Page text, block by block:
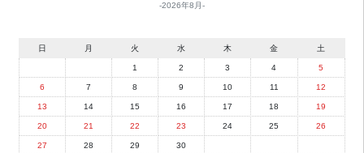
2026年8月
日 月 火 水 木 金 土
1 2 3 4 5
6 7 8 9 10 11 12
13 14 15 16 17 18 19
20 21 22 23 24 25 26
27 28 29 30